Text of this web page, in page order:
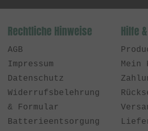
Rechtliche Hinweise
AGB
Impressum
Datenschutz
Widerrufsbelehrung
& Formular
Batterieentsorgung
Hilfe
Mein